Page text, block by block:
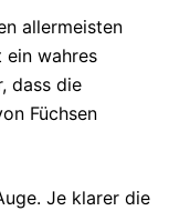
allermeisten
ein wahres
dass die
Füchsen
Je klarer die